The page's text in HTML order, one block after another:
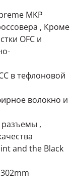
MKP
, Кроме
OFC и
в тефлоновой
волокно и
,
and the Black